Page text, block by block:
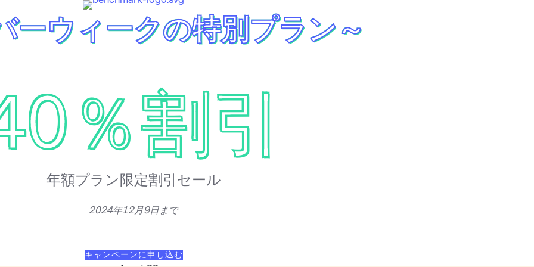
ーウィークの特別プラン～
％割引
年額プラン限定割引セール
2024年12月9日まで
キャンペーンに申し込む